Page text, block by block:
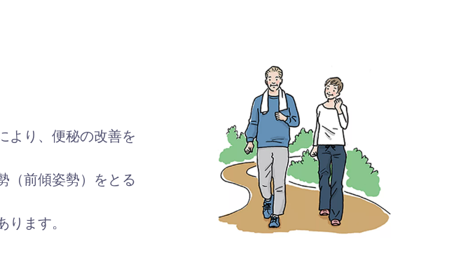
より、便秘の改善を
（前傾姿勢）をとる
ます。